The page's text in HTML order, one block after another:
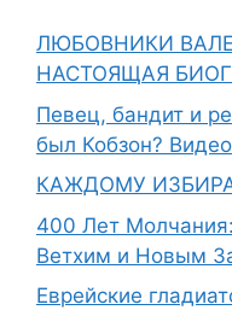
ЛЮБОВНИКИ
НАСТОЯЩАЯ
Певец, бандит и
был Кобзон? Видео
КАЖДОМУ
400 Лет
Ветхим и Новым
Еврейские